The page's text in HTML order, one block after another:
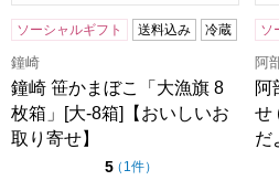
ソーシャルギフト 送料込み 冷蔵
鐘崎
鐘崎 笹かまぼこ「大漁旗 8
枚箱」[大-8箱]【おいしいお
取り寄せ】
5点（5点満点中）
（ 1件の評価
）
ソ
阿
阿
せ
だ